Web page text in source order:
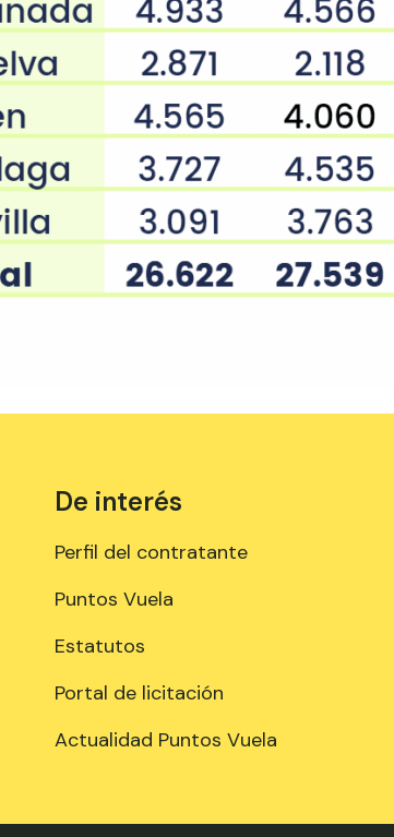
De interés
Perfil del contratante
Puntos Vuela
Estatutos
Portal de licitación
Actualidad Puntos Vuela